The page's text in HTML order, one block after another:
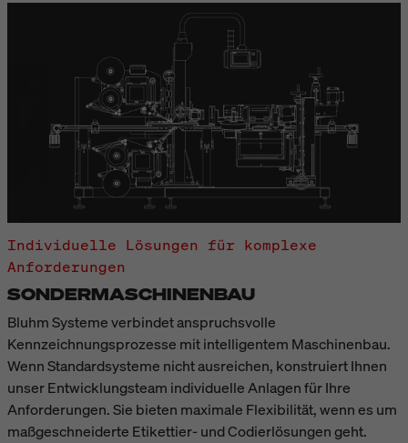
Individuelle Lösungen für komplexe
Anforderungen
SONDERMASCHINENBAU
Bluhm Systeme verbindet anspruchsvolle
Kennzeichnungsprozesse mit intelligentem Maschinenbau.
Wenn Standardsysteme nicht ausreichen, konstruiert Ihnen
unser Entwicklungsteam individuelle Anlagen für Ihre
Anforderungen. Sie bieten maximale Flexibilität, wenn es um
maßgeschneiderte Etikettier- und Codierlösungen geht.